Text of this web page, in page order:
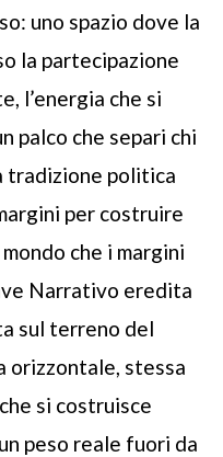
uno spazio dove la
la partecipazione
l’energia che si
palco che separi chi
tradizione politica
per costruire
che i margini
Narrativo eredita
sul terreno del
orizzontale, stessa
si costruisce
peso reale fuori da